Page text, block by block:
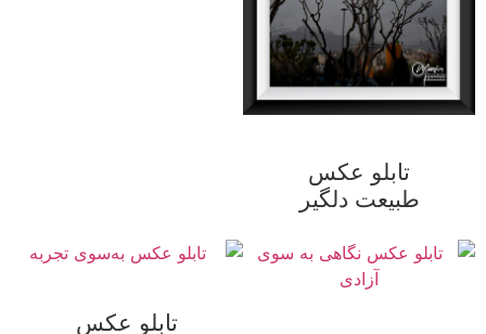
تابلو عکس
طبیعت دلگیر
تابلو عکس